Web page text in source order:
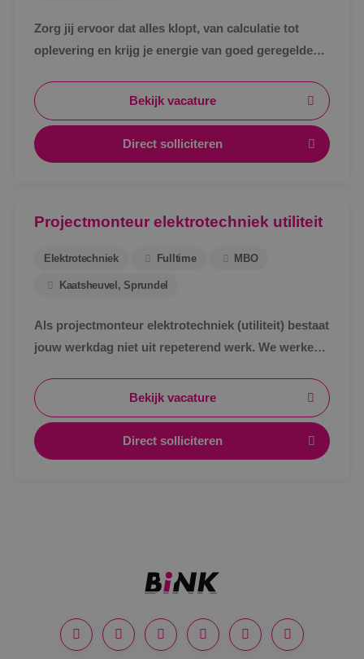
Locatie
Zorg jij ervoor dat alles klopt, van calculatie tot
oplevering en krijg je energie van goed geregelde
Bekijk vacature
Direct solliciteren
Projectmonteur elektrotechniek utiliteit
Elektrotechniek Fulltime MBO
Kaatsheuvel, Sprundel
Als projectmonteur elektrotechniek (utiliteit) bestaat
jouw werkdag niet uit repeterend werk. We werken
gebouw is anders en uitdagend.
Bekijk vacature
Direct solliciteren